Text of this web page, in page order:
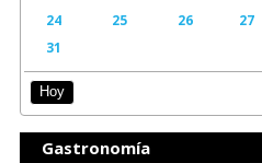
24
25 26 27
31
Hoy
Gastronomía